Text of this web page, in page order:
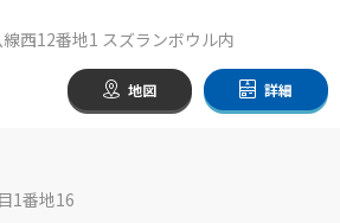
西12番地1 スズランボウル内
地図 詳細
1番地16